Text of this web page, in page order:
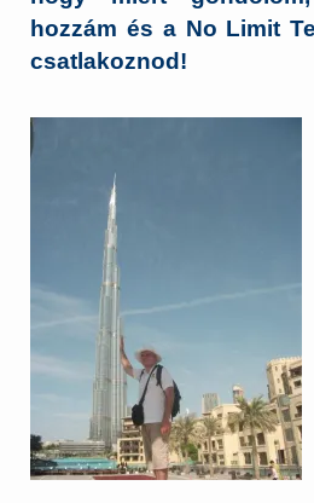
hozzám és a No Limit
csatlakoznod!